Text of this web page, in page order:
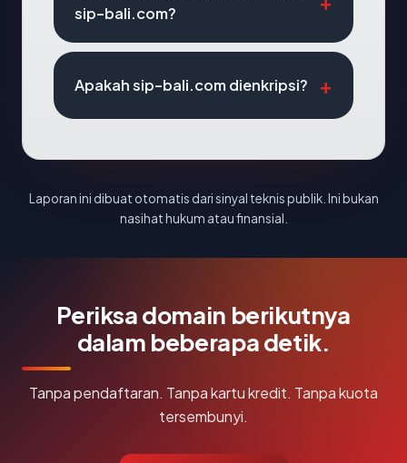
sip-bali.com?
Apakah sip-bali.com dienkripsi?
Laporan ini dibuat otomatis dari sinyal teknis publik. Ini bukan
nasihat hukum atau finansial.
Periksa domain berikutnya
dalam beberapa detik.
Tanpa pendaftaran. Tanpa kartu kredit. Tanpa kuota
tersembunyi.